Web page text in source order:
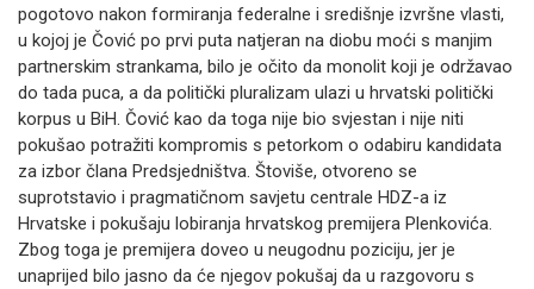
pogotovo nakon formiranja federalne i središnje izvršne vlasti,
u kojoj je Čović po prvi puta natjeran na diobu moći s manjim
partnerskim strankama, bilo je očito da monolit koji je održavao
do tada puca, a da politički pluralizam ulazi u hrvatski politički
korpus u BiH. Čović kao da toga nije bio svjestan i nije niti
pokušao potražiti kompromis s petorkom o odabiru kandidata
za izbor člana Predsjedništva. Štoviše, otvoreno se
suprotstavio i pragmatičnom savjetu centrale HDZ-a iz
Hrvatske i pokušaju lobiranja hrvatskog premijera Plenkovića.
Zbog toga je premijera doveo u neugodnu poziciju, jer je
unaprijed bilo jasno da će njegov pokušaj da u razgovoru s